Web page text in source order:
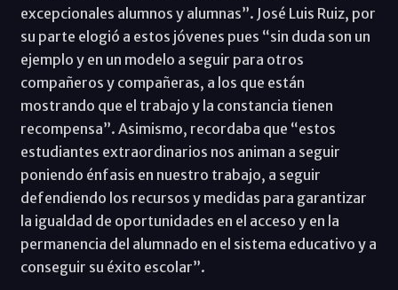
excepcionales alumnos y alumnas”. José Luis Ruiz, por
su parte elogió a estos jóvenes pues “sin duda son un
ejemplo y en un modelo a seguir para otros
compañeros y compañeras, a los que están
mostrando que el trabajo y la constancia tienen
recompensa”. Asimismo, recordaba que “estos
estudiantes extraordinarios nos animan a seguir
poniendo énfasis en nuestro trabajo, a seguir
defendiendo los recursos y medidas para garantizar
la igualdad de oportunidades en el acceso y en la
permanencia del alumnado en el sistema educativo y a
conseguir su éxito escolar”.